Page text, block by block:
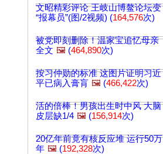
文昭精彩评论 王岐山博鳌论坛变
“报幕员”(图/2视频) (164,576次)
被党即刻删除！温家宝追忆母亲
全文 🖼️ (464,890次)
按习仲勋的标准 这图片证明习近
平已病入膏肓 🖼️ (466,422次)
活的倍棒！男孩出生时中风 大脑
皮层缺1/4 🖼️ (156,914次)
20亿年前竟有核反应堆 运行50万
年 🖼️ (192,328次)